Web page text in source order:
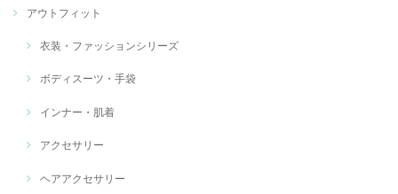
アウトフィット
衣装・ファッションシリーズ
ボディスーツ・手袋
インナー・肌着
アクセサリー
ヘアアクセサリー